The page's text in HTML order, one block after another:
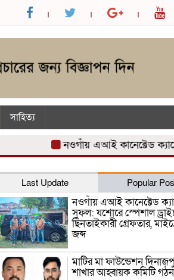
সাহিত্য
নওগাঁয় এআই কানেক্টেড ক্যামেরার
Last Update Popular
নওগাঁয় এআই কানেক্টেড
সুফল: যশোরে স্পেশাল
ছিনতাইকারী গ্রেফতার,
জব্দ
মাটির মা ফাউন্ডেশন
শাখার আহ্বায়ক কমিটি গঠন